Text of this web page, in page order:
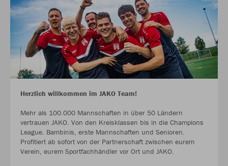
Herzlich willkommen im JAKO Team!
Mehr als 100.000 Mannschaften in über 50 Ländern
vertrauen JAKO. Von den Kreisklassen bis in die Champions
League. Bambinis, erste Mannschaften und Senioren.
Profitiert ab sofort von der Partnerschaft zwischen eurem
Verein, eurem Sportfachhändler vor Ort und JAKO.